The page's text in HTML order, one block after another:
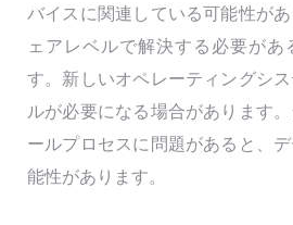
バイスに関連している可能性が
ェアレベルで解決する必要があ
す。新しいオペレーティングシ
ルが必要になる場合があります
ールプロセスに問題があると、
能性があります。